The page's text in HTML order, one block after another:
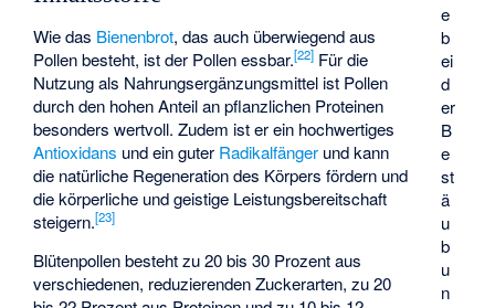
e
b
ei
d
er
B
e
st
ä
u
b
u
n
Wie das Bienenbrot, das auch überwiegend aus
Pollen besteht, ist der Pollen essbar.[22] Für die
Nutzung als Nahrungsergänzungsmittel ist Pollen
durch den hohen Anteil an pflanzlichen Proteinen
besonders wertvoll. Zudem ist er ein hochwertiges
Antioxidans und ein guter Radikalfänger und kann
die natürliche Regeneration des Körpers fördern und
die körperliche und geistige Leistungsbereitschaft
steigern.[23]
Blütenpollen besteht zu 20 bis 30 Prozent aus
verschiedenen, reduzierenden Zuckerarten, zu 20